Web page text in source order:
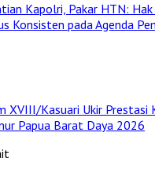
Kapolri, Pakar HTN:
Konsisten pada Agenda
XVIII/Kasuari Ukir Prestasi
Papua Barat Daya 2026